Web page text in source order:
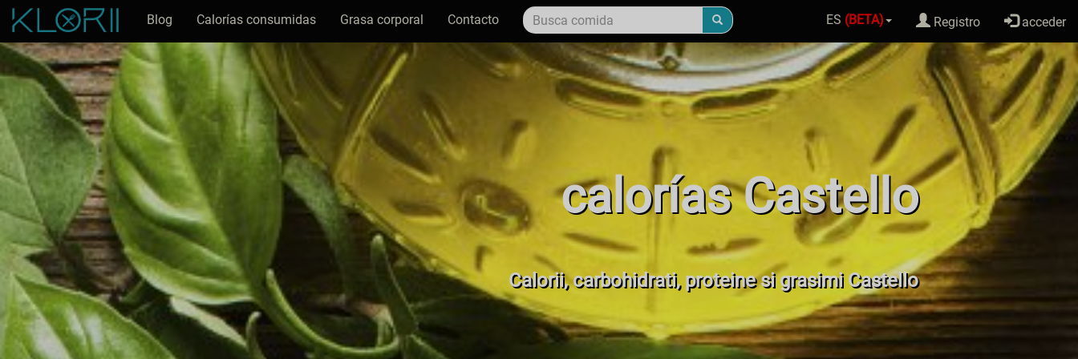
Blog Calorías consumidas Grasa corporal Contacto ES (BETA) Registro acceder
calorías Castello
Calorii, carbohidrati, proteine si grasimi Castello